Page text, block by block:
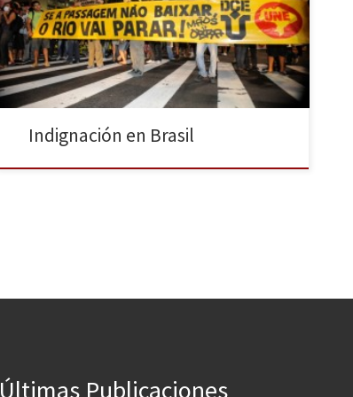
Janeiro debido al aumento de un 9% en el precio del
billete de autobús. La subida supone unos 10
céntimos de euro aproximadamente, de 2,75 reales a
3. La protesta, a […]
Indignación en Brasil
Últimas Publicaciones